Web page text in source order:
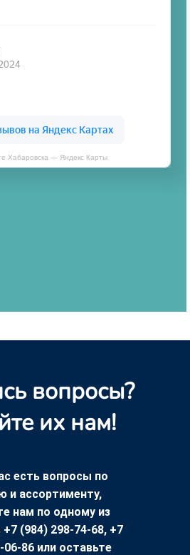
Хабаровска — Яндекс Карты
вопросы?
их нам!
есть вопросы по
и ассортименту,
нам по одному из
(984) 298-74-68, +7
06-86 или оставьте